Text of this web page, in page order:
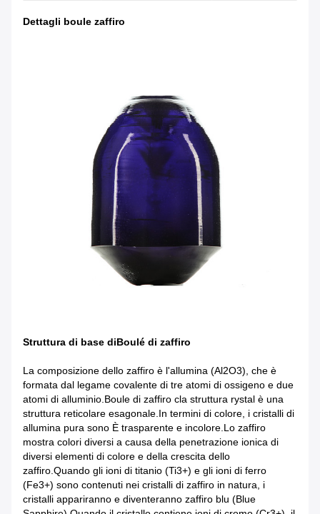
Dettagli boule zaffiro
Struttura di base diBoulé di zaffiro
La composizione dello zaffiro è l'allumina (Al2O3), che è
formata dal legame covalente di tre atomi di ossigeno e due
atomi di alluminio.Boule di zaffiro cla struttura rystal è una
struttura reticolare esagonale.In termini di colore, i cristalli di
allumina pura sono È trasparente e incolore.Lo zaffiro
mostra colori diversi a causa della penetrazione ionica di
diversi elementi di colore e della crescita dello
zaffiro.Quando gli ioni di titanio (Ti3+) e gli ioni di ferro
(Fe3+) sono contenuti nei cristalli di zaffiro in natura, i
cristalli appariranno e diventeranno zaffiro blu (Blue